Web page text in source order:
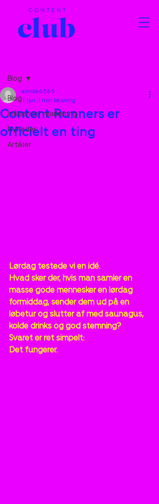
Blog
Influencer marketing
Nyheder
Artikler
Blog
Content Runners er
officielt en ting
emilie6565
1. jun. 1 min læsning
Lørdag testede vi en idé.
Hvad sker der, hvis man samler en
masse gode mennesker en lørdag
formiddag, sender dem ud på en
løbetur og slutter af med saunagus,
kolde drinks og god stemning?
Svaret er ret simpelt:
Det fungerer.